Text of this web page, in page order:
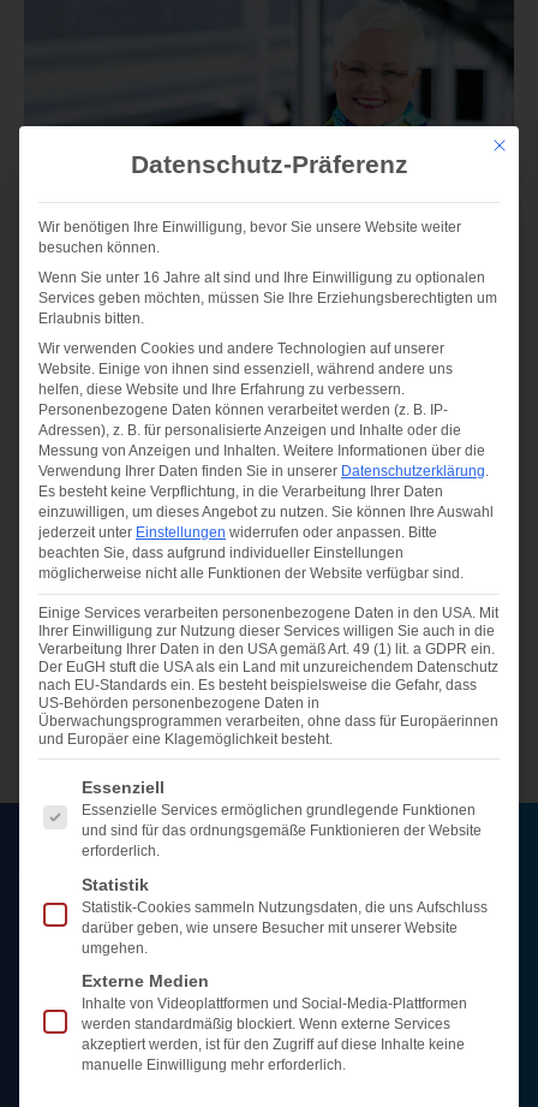
Gemeinsam zu Ihrer
Traumimmobilie
Gibt es da draußen Ihre Traumimmobilie? Suchen Sie
schon eine ganze Weile, sind dann aber doch nie
fündig geworden? Sparen Sie sich die Zeit und
überlassen Sie die Arbeit einfach uns. Mit uns ist die
Suche nach der passenden Immobilie ganz einfach.
Wenige Angaben genügen und wir können loslegen.
Das ist das Geheimnis eines guten
Immobilienmaklers: Wir bringen Eigentümer und
Suchkunden ins Gespräch.
Über uns
Immobilien
Referenzen
Kundenstimmen
Karriere
Mit
Datenschutz-Präferenz
Wir benötigen Ihre Einwilligung, bevor Sie unsere Website weiter
besuchen können.
Wenn Sie unter 16 Jahre alt sind und Ihre Einwilligung zu optionalen
Services geben möchten, müssen Sie Ihre Erziehungsberechtigten um
Erlaubnis bitten.
Wir verwenden Cookies und andere Technologien auf unserer
Website. Einige von ihnen sind essenziell, während andere uns
helfen, diese Website und Ihre Erfahrung zu verbessern.
Personenbezogene Daten können verarbeitet werden (z. B. IP-
Adressen), z. B. für personalisierte Anzeigen und Inhalte oder die
Messung von Anzeigen und Inhalten. Weitere Informationen über die
Verwendung Ihrer Daten finden Sie in unserer Datenschutzerklärung.
Es besteht keine Verpflichtung, in die Verarbeitung Ihrer Daten
einzuwilligen, um dieses Angebot zu nutzen. Sie können Ihre Auswahl
jederzeit unter Einstellungen widerrufen oder anpassen. Bitte
beachten Sie, dass aufgrund individueller Einstellungen
möglicherweise nicht alle Funktionen der Website verfügbar sind.
Einige Services verarbeiten personenbezogene Daten in den USA. Mit
Ihrer Einwilligung zur Nutzung dieser Services willigen Sie auch in die
Verarbeitung Ihrer Daten in den USA gemäß Art. 49 (1) lit. a GDPR ein.
Der EuGH stuft die USA als ein Land mit unzureichendem Datenschutz
nach EU-Standards ein. Es besteht beispielsweise die Gefahr, dass
US-Behörden personenbezogene Daten in
Überwachungsprogrammen verarbeiten, ohne dass für Europäerinnen
und Europäer eine Klagemöglichkeit besteht.
Es folgt eine Liste der Service-Gruppen, für die eine
Essenziell
Essenzielle Services ermöglichen grundlegende Funktionen
und sind für das ordnungsgemäße Funktionieren der Website
erforderlich.
Statistik
Statistik-Cookies sammeln Nutzungsdaten, die uns Aufschluss
darüber geben, wie unsere Besucher mit unserer Website
umgehen.
Externe Medien
Inhalte von Videoplattformen und Social-Media-Plattformen
werden standardmäßig blockiert. Wenn externe Services
akzeptiert werden, ist für den Zugriff auf diese Inhalte keine
manuelle Einwilligung mehr erforderlich.